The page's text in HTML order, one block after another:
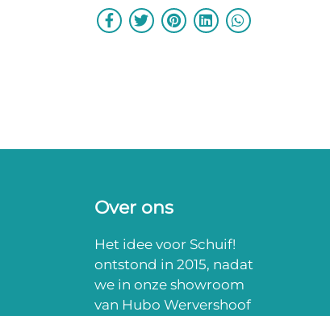
Over ons
Het idee voor Schuif!
ontstond in 2015, nadat
we in onze showroom
van Hubo Wervershoof